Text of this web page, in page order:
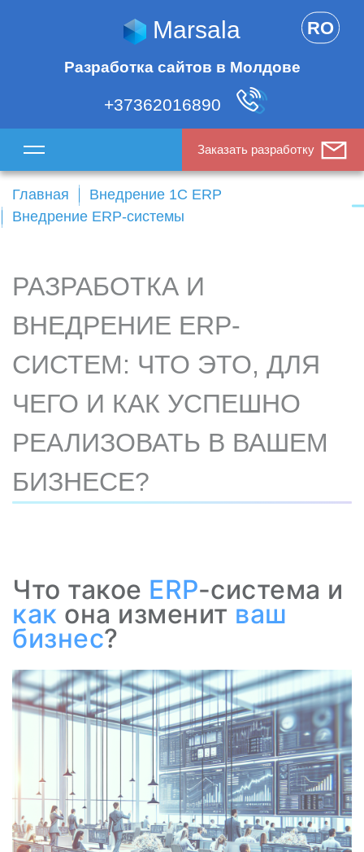
Marsala
Разработка сайтов в Молдове
+37362016890
RO
Заказать разработку
Главная
Внедрение 1С ERP
Внедрение ERP-системы
РАЗРАБОТКА И
ВНЕДРЕНИЕ ERP-
СИСТЕМ: ЧТО ЭТО, ДЛЯ
ЧЕГО И КАК УСПЕШНО
РЕАЛИЗОВАТЬ В ВАШЕМ
БИЗНЕСЕ?
Что такое ERP-система и
как она изменит ваш
бизнес?